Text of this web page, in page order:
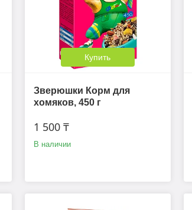
Купить
Зверюшки Корм для
хомяков, 450 г
1 500 ₸
В наличии